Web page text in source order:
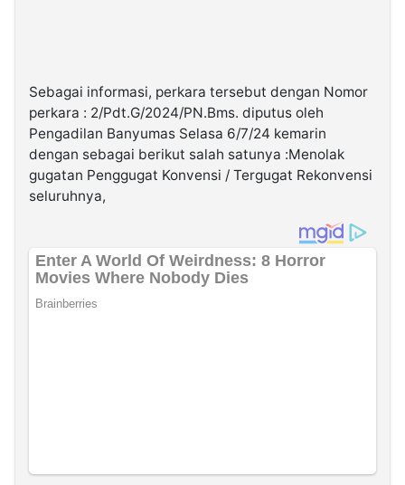
Sebagai informasi, perkara tersebut dengan Nomor
perkara : 2/Pdt.G/2024/PN.Bms. diputus oleh
Pengadilan Banyumas Selasa 6/7/24 kemarin
dengan sebagai berikut salah satunya :Menolak
gugatan Penggugat Konvensi / Tergugat Rekonvensi
seluruhnya,